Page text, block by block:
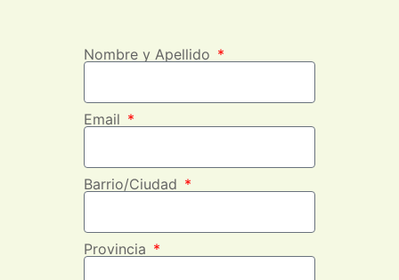
Nombre y Apellido
Email
Barrio/Ciudad
Provincia